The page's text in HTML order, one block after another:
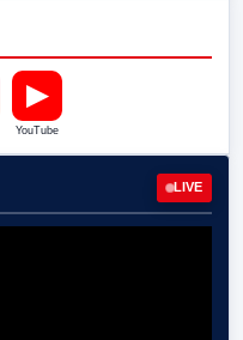
▶
YouTube
LIVE